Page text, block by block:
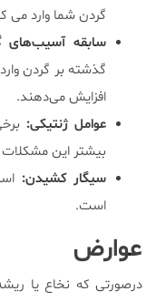
گردن شما وارد می
سابقه آسیب‌های
گذشته بر گردن
افزایش می‌دهند.
عوامل ژنتیکی:
بیشتر این مشکلات
سیگار کشیدن:
است.
عوارض
درصورتی که نخاع یا